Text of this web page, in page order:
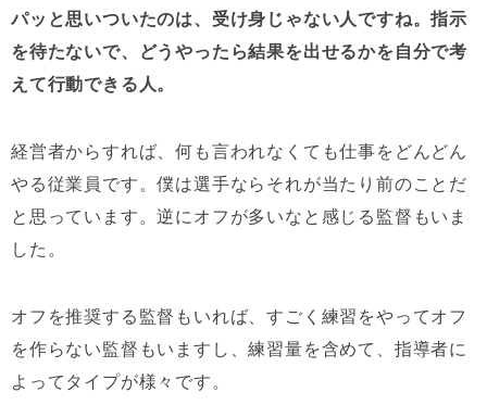
パッと思いついたのは、受け身じゃない人ですね。指示
を待たないで、どうやったら結果を出せるかを自分で考
えて行動できる人。
経営者からすれば、何も言われなくても仕事をどんどん
やる従業員です。僕は選手ならそれが当たり前のことだ
と思っています。逆にオフが多いなと感じる監督もいま
した。
オフを推奨する監督もいれば、すごく練習をやってオフ
を作らない監督もいますし、練習量を含めて、指導者に
よってタイプが様々です。